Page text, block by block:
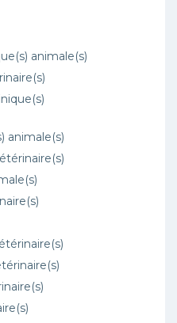
animale(s)
animale(s)